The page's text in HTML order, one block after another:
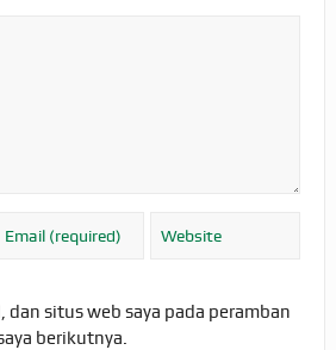
dan situs web saya pada peramban
berikutnya.